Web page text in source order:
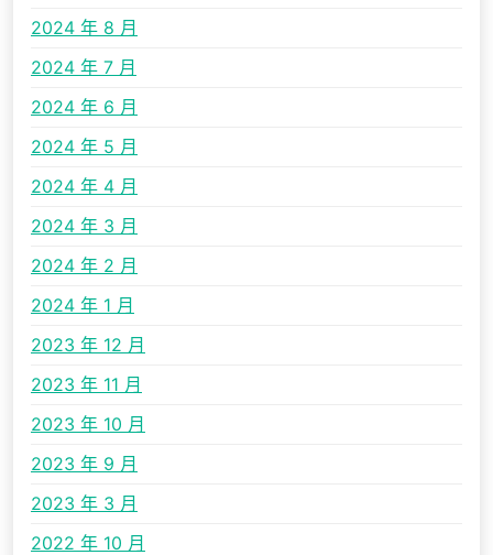
2024 年 8 月
2024 年 7 月
2024 年 6 月
2024 年 5 月
2024 年 4 月
2024 年 3 月
2024 年 2 月
2024 年 1 月
2023 年 12 月
2023 年 11 月
2023 年 10 月
2023 年 9 月
2023 年 3 月
2022 年 10 月